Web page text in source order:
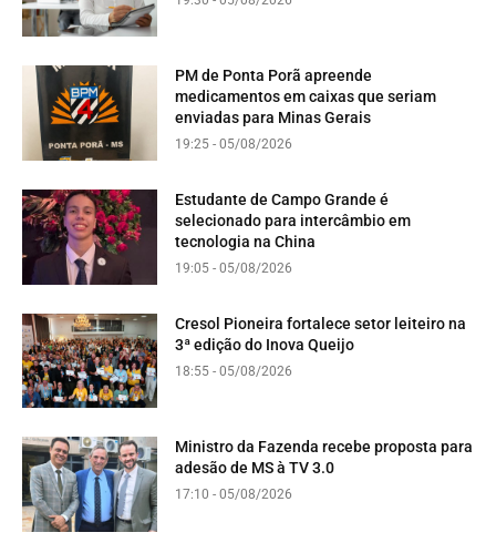
PM de Ponta Porã apreende
medicamentos em caixas que seriam
enviadas para Minas Gerais
19:25 - 05/08/2026
Estudante de Campo Grande é
selecionado para intercâmbio em
tecnologia na China
19:05 - 05/08/2026
Cresol Pioneira fortalece setor leiteiro na
3ª edição do Inova Queijo
18:55 - 05/08/2026
Ministro da Fazenda recebe proposta para
adesão de MS à TV 3.0
17:10 - 05/08/2026